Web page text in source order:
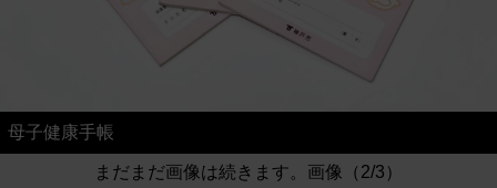
母子健康手帳
まだまだ画像は続きます。画像（2/3）